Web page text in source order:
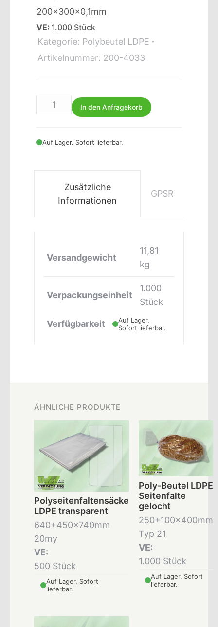
200x300x0,1mm
VE: 1.000 Stück
Kategorie: Polybeutel LDPE
Artikelnummer: 200-4033
In den Anfragekorb
Auf Lager. Sofort lieferbar.
Zusätzliche
Informationen
GPSR
Versandgewicht
11,81
kg
Verpackungseinheit
1.000
Stück
Verfügbarkeit
Auf Lager.
Sofort lieferbar.
ÄHNLICHE PRODUKTE
Polyseitenfaltensäcke
LDPE transparent
640+450x740mm
20my
VE:
500 Stück
Auf Lager. Sofort
lieferbar.
Poly-Beutel LDPE
Seitenfalte
gelocht
250+100x400mm
Typ 21
VE:
1.000 Stück
Auf Lager. Sofort
lieferbar.